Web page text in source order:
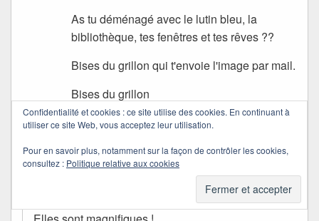
As tu déménagé avec le lutin bleu, la
bibliothèque, tes fenêtres et tes rêves ??
Bises du grillon qui t'envoie l'image par mail.
Bises du grillon
Quichottine
dans11/01/2013 à 22:47a dit :
Confidentialité et cookies : ce site utilise des cookies. En continuant à
utiliser ce site Web, vous acceptez leur utilisation.
Pour en savoir plus, notamment sur la façon de contrôler les cookies,
consultez : Politique relative aux cookies